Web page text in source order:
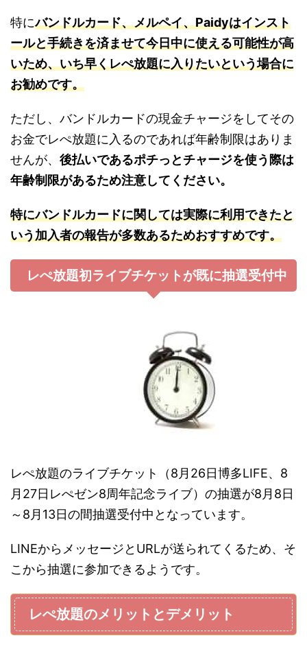
特にバンドルカード、メルペイ、Paidyはインスト
ールと手続きを済ませて今日中に使える可能性が高
いため、いち早くレぺ放題に入りたいという場合に
お勧めです。
ただし、バンドルカードの現金チャージをしてその
お金でレぺ放題に入るのであれば年齢制限はありま
せんが、 後払いであるポチっとチャージを使う際は
年齢制限があるため注意してください。
特にバンドルカードに関しては実際に利用できたと
いう加入者の報告が多数あるためおすすめです。
レぺ放題初ライブチケットが既に抽選受付中
レぺ放題のライブチケット（8月26日博多LIFE、8
月27日レぺゼン8周年記念ライブ）の抽選が8月8日
～8月13日の間抽選受付中となっています。
LINEからメッセージとURLが送られてくるため、そ
こから抽選に参加できるようです。
レぺ放題のメリットとデメリット